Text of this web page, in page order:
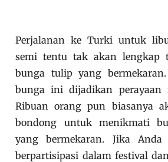
Perjalanan ke Turki untuk
semi tentu tak akan lengkap
bunga tulip yang
bunga ini dijadikan perayaan
Ribuan orang pun biasanya
bondong untuk menikmati
yang bermekaran. Jika
berpartisipasi dalam festival